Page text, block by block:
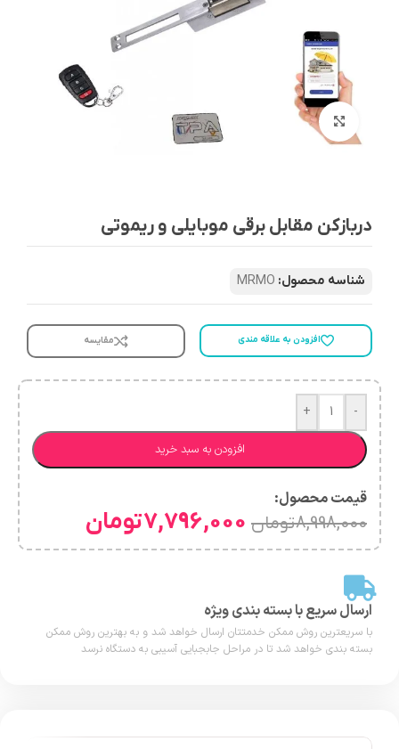
بزرگنمایی تصویر
دربازکن مقابل برقی موبایلی و ریموتی
شناسه محصول: MRMO
افزودن به علاقه مندی مقایسه
-
+
افزودن به سبد خرید
قیمت محصول:​
8,998,000تومان 7,796,000تومان
ارسال سریع با بسته بندی ویژه
با سریعترین روش ممکن خدمتتان ارسال خواهد شد و به بهترین روش ممکن
بسته بندی خواهد شد تا در مراحل جابجبایی آسیبی به دستگاه نرسد